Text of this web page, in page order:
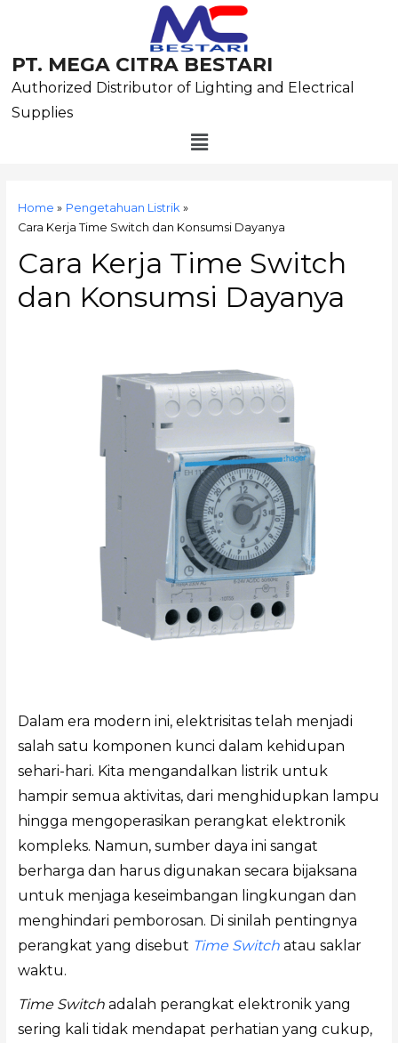
PT. MEGA CITRA BESTARI
Authorized Distributor of Lighting and Electrical
Supplies
Menu
Home
Pengetahuan Listrik
Cara Kerja Time Switch dan Konsumsi Dayanya
Cara Kerja Time Switch
dan Konsumsi Dayanya
Dalam era modern ini, elektrisitas telah menjadi
salah satu komponen kunci dalam kehidupan
sehari-hari. Kita mengandalkan listrik untuk
hampir semua aktivitas, dari menghidupkan lampu
hingga mengoperasikan perangkat elektronik
kompleks. Namun, sumber daya ini sangat
berharga dan harus digunakan secara bijaksana
untuk menjaga keseimbangan lingkungan dan
menghindari pemborosan. Di sinilah pentingnya
perangkat yang disebut Time Switchatau saklar
waktu.
Time Switchadalah perangkat elektronik yang
sering kali tidak mendapat perhatian yang cukup,